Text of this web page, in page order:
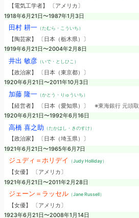
【電気工学者】 〔アメリカ〕
1918年6月21日〜1987年1月3日
田村 耕一（たむら・こういち）
【陶芸家】 〔日本（栃木県）〕
1919年6月21日〜2004年2月8日
井出 敏彦（いで・としひこ）
【政治家】 〔日本（東京都）〕
1920年6月21日〜2011年10月3日
加藤 隆一（かとう・りゅういち）
【経営者】 〔日本（愛知県）〕 ※東海銀行 元頭取
1920年6月21日〜1992年6月16日
高橋 喜之助 （たかはし・きのすけ）
【政治家】 〔日本（埼玉県）〕
1921年6月21日〜1965年6月7日
ジュディ＝ホリデイ （Judy Holliday）
【女優】 〔アメリカ〕
1921年6月21日〜2011年2月28日
ジェーン＝ラッセル（Jane Russell）
【女優】 〔アメリカ〕
1923年6月21日〜2008年1月14日